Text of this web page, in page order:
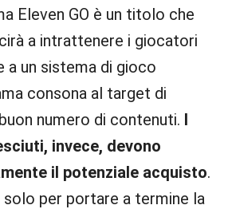
Eleven GO è un titolo che
a intrattenere i giocatori
a un sistema di gioco
consona al target di
numero di contenuti. I
invece, devono
il potenziale acquisto.
per portare a termine la